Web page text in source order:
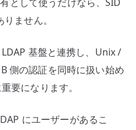
ません。
基盤と連携し、Unix /
側の認証を同時に扱い始め
要になります。
にユーザーがあるこ